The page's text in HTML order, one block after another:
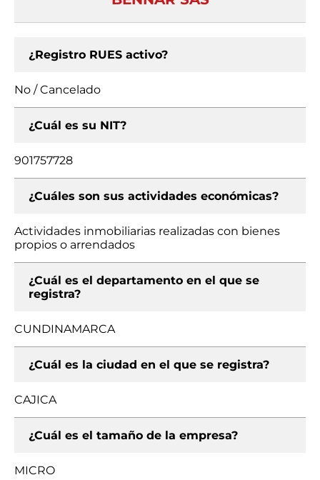
¿Registro RUES activo?
No / Cancelado
¿Cuál es su NIT?
901757728
¿Cuáles son sus actividades económicas?
Actividades inmobiliarias realizadas con bienes
propios o arrendados
¿Cuál es el departamento en el que se
registra?
CUNDINAMARCA
¿Cuál es la ciudad en el que se registra?
CAJICA
¿Cuál es el tamaño de la empresa?
MICRO